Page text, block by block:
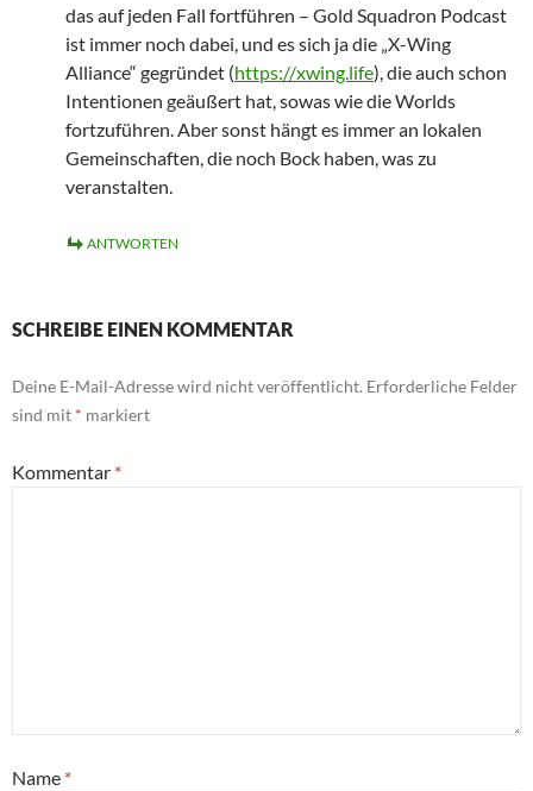
das auf jeden Fall fortführen – Gold Squadron Podcast
ist immer noch dabei, und es sich ja die „X-Wing
Alliance“ gegründet (https://xwing.life), die auch schon
Intentionen geäußert hat, sowas wie die Worlds
fortzuführen. Aber sonst hängt es immer an lokalen
Gemeinschaften, die noch Bock haben, was zu
veranstalten.
ANTWORTEN
SCHREIBE EINEN KOMMENTAR
Deine E-Mail-Adresse wird nicht veröffentlicht. Erforderliche Felder
sind mit * markiert
Kommentar *
Name *